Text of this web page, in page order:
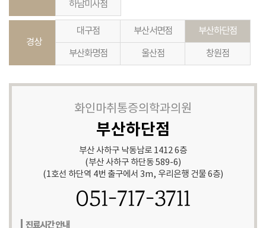
하남미사점
경상
대구점 부산서면점 부산하단점
부산화명점 울산점 창원점
화인마취통증의학과의원
부산하단점
부산 사하구 낙동남로 1412 6층
(부산 사하구 하단동 589-6)
(1호선 하단역 4번 출구에서 3m, 우리은행 건물 6층)
051-717-3711
진료시간 안내